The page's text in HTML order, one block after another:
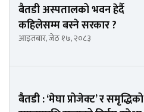
बैतडी अस्पतालको भवन हेर्दै
कहिलेसम्म बस्ने सरकार ?
आइतबार, जेठ १७, २०८३
बैतडी : ‘मेघा प्रोजेक्ट’ र समृद्धिको